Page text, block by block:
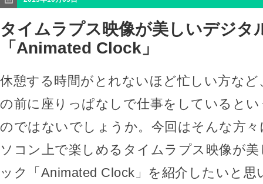
タイムラプス映像が美しいデジタ
「Animated Clock」
休憩する時間がとれないほど忙しい方な
の前に座りっぱなしで仕事をしていると
のではないでしょうか。今回はそんな方
ソコン上で楽しめるタイムラプス映像が
ック「Animated Clock」を紹介したいと思